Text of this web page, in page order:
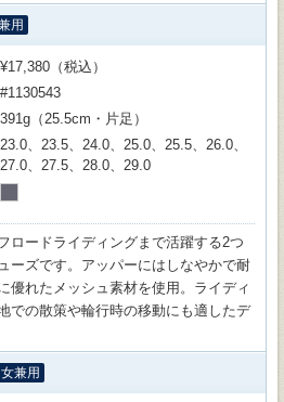
用
¥17,380（税込）
#1130543
391g（25.5cm・片足）
23.0、23.5、24.0、25.0、25.5、26.0、
27.0、27.5、28.0、29.0
ロードライディングまで活躍する2つ
ーズです。アッパーにはしなやかで耐
優れたメッシュ素材を使用。ライディ
での散策や輪行時の移動にも適したデ
兼用